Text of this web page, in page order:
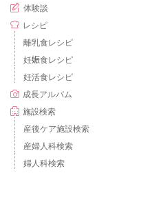
体験談
レシピ
離乳食レシピ
妊娠食レシピ
妊活食レシピ
成長アルバム
施設検索
産後ケア施設検索
産婦人科検索
婦人科検索